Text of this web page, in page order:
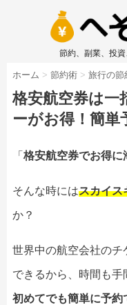
節約、副業、投
ホーム > 節約術 > 旅行の節
格安航空券は一
ーがお得！簡単
「 格安航空券でお得に
そんな時にはスカイス
か？
世界中の航空会社のチ
できるから、時間も手
初めてでも簡単に予約